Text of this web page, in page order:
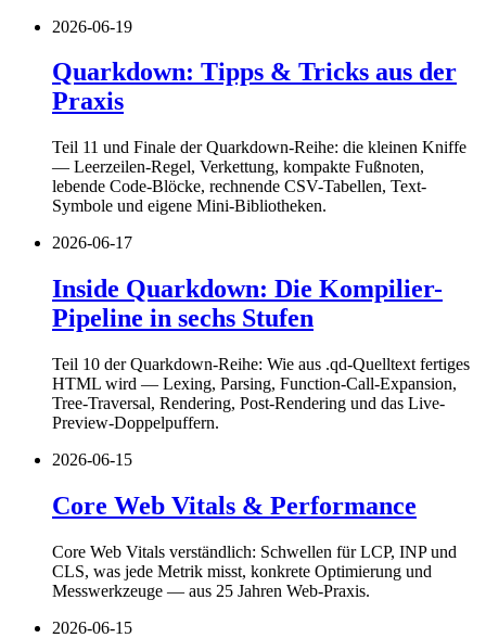
2026-06-19
Quarkdown: Tipps & Tricks aus der
Praxis
Teil 11 und Finale der Quarkdown-Reihe: die kleinen Kniffe
— Leerzeilen-Regel, Verkettung, kompakte Fußnoten,
lebende Code-Blöcke, rechnende CSV-Tabellen, Text-
Symbole und eigene Mini-Bibliotheken.
2026-06-17
Inside Quarkdown: Die Kompilier-
Pipeline in sechs Stufen
Teil 10 der Quarkdown-Reihe: Wie aus .qd-Quelltext fertiges
HTML wird — Lexing, Parsing, Function-Call-Expansion,
Tree-Traversal, Rendering, Post-Rendering und das Live-
Preview-Doppelpuffern.
2026-06-15
Core Web Vitals & Performance
Core Web Vitals verständlich: Schwellen für LCP, INP und
CLS, was jede Metrik misst, konkrete Optimierung und
Messwerkzeuge — aus 25 Jahren Web-Praxis.
2026-06-15